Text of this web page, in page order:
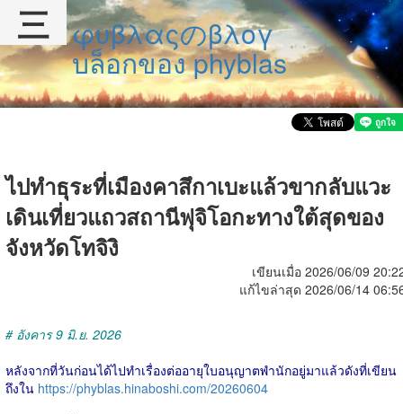
φυβλαςのβλογ
บล็อกของ phyblas
ไปทำธุระที่เมืองคาสึกาเบะแล้วขากลับแวะ
เดินเที่ยวแถวสถานีฟุจิโอกะทางใต้สุดของ
จังหวัดโทจิงิ
เขียนเมื่อ 2026/06/09
แก้ไขล่าสุด 2026/06/14
# อังคาร 9 มิ.ย. 2026
หลังจากที่วันก่อนได้ไปทำเรื่องต่ออายุใบอนุญาตพำนักอยู่มาแล้วดังที่เขียน
ถึงใน https://phyblas.hinaboshi.com/20260604
三